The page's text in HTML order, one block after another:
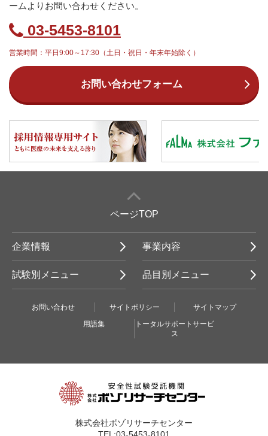
ームよりお問い合わせください。
03-5453-8101
営業時間：平日9:00～17:30（土日・祝日・年末年始除く）
お問い合わせフォーム
ページTOP
企業情報 事業内容
試験別メニュー 品目別メニュー
お問い合わせ サイトポリシー
サイトマップ
用語集
トータルサポートサービ
ス
株式会社ボゾリサーチセンター